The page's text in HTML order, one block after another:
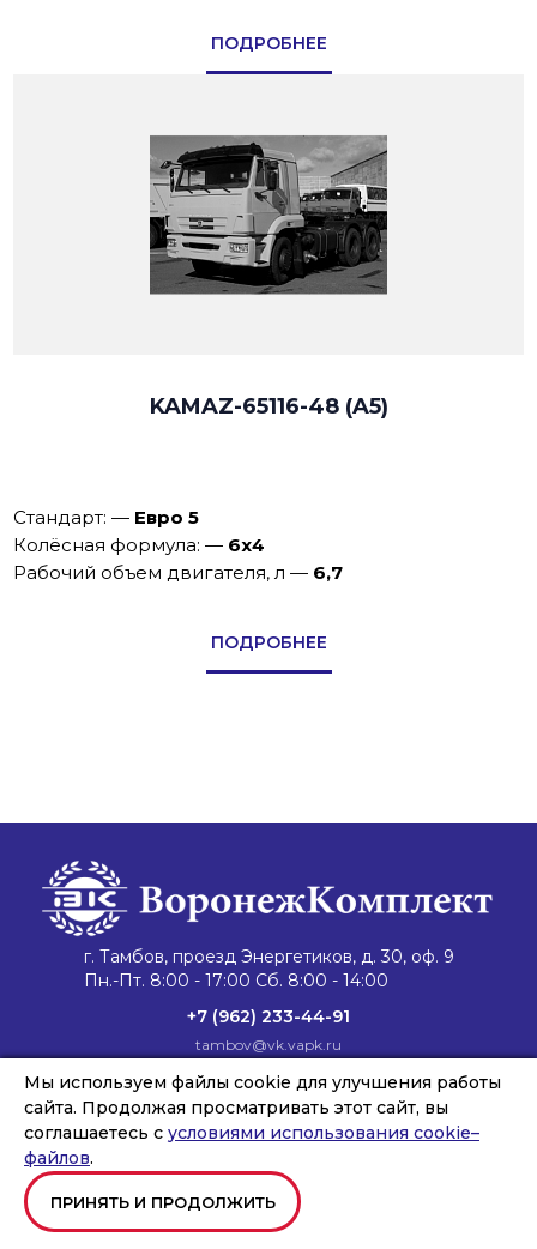
ПОДРОБНЕЕ
KAMAZ-65116-48 (A5)
Стандарт: — Евро 5
Колёсная формула: — 6х4
Рабочий объем двигателя, л — 6,7
ПОДРОБНЕЕ
г. Тамбов, проезд Энергетиков, д. 30, оф. 9
Пн.-Пт. 8:00 - 17:00 Сб. 8:00 - 14:00
+7 (962) 233-44-91
tambov@vk.vapk.ru
ГлавнаяКаталог техники Запасные части
Сервис и ремонтЛизинг и кредитФилиалыО компании
НовостиКонтакты
Copyright © ООО «ВОРОНЕЖКОМПЛЕКТ», 2026
Создание и продвижение сайтов
Мы используем файлы cookie для улучшения работы
сайта. Продолжая просматривать этот сайт, вы
соглашаетесь с условиями использования cookie–
файлов.
ПРИНЯТЬ И ПРОДОЛЖИТЬ